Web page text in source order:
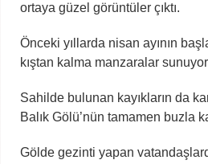
ortaya güzel görüntüler çıktı.
Önceki yıllarda nisan ayının
kıştan kalma manzaralar
Sahilde bulunan kayıkların da
Balık Gölü’nün tamamen buzla
Gölde gezinti yapan